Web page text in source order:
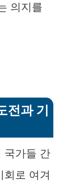
의지를
전과 기
국가들 간
회로 여겨